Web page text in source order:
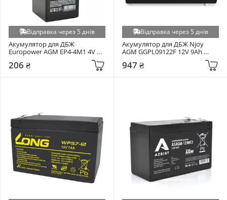
Відправка через 5 днів
Акумулятор для ДБЖ
Europower AGM EP4-4M1 4V
206 ₴
Відправка через 5 днів
Акумулятор для ДБЖ Njoy
AGM GGPL09122F 12V 9Ah
947 ₴